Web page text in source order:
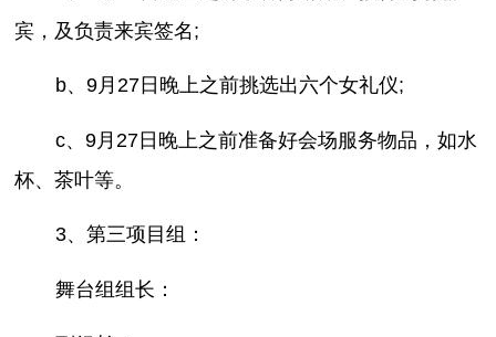
宾，及负责来宾签名;
b、9月27日晚上之前挑选出六个女礼仪;
c、9月27日晚上之前准备好会场服务物品，如水
杯、茶叶等。
3、第三项目组：
舞台组组长：